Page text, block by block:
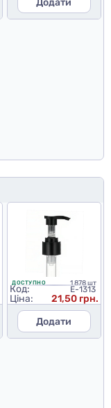
ДОСТУПНО 1 878 шт
Код: E-1313
Ціна:
21,50 грн.
Додати